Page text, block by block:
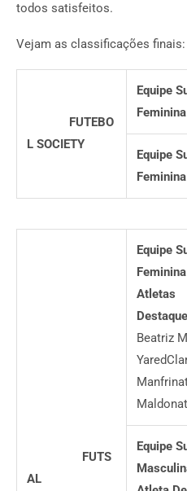
todos satisfeitos.
Vejam as classificações finais:
FUTEBO
L SOCIETY
Equipe
Feminina
Equipe
Feminina
FUTS
AL
Equipe
Feminina
Atletas
Beatriz
Equipe